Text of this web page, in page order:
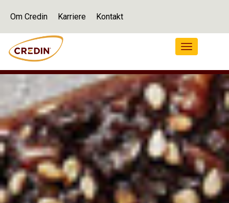
Om Credin Karriere Kontakt
Navigation